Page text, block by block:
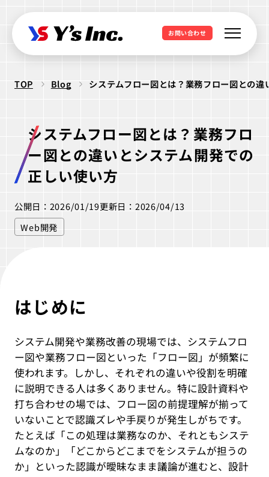
お問い合わせ
Web制作
コーポレートサイト制作
採用サイト制作
WordPressカスタム
セキュリティ診断
UI/UX設計
Webマーケティング支援
SEO支援
データ基盤構築
BIツール導入
データ分析&UI改善
Webサイト活用支援
Web開発・アプリ開発
・ラボ型開発
Webシステム開発
クリエイティブ制作
ロゴ制作
アニメ公式サイト制作
IT派遣サービス
デザイナー
EdtechTraining
Works
Company
Blog
Privacy policy
TOP Blog システムフロー図とは？業務フロー図との
システムフロー図とは？業務フロ
ー図との違いとシステム開発での
正しい使い方
公開日：2026/01/19更新日：2026/04/13
Web開発
はじめに
システム開発や業務改善の現場では、システムフロ
ー図や業務フロー図といった「フロー図」が頻繁に
使われます。しかし、それぞれの違いや役割を明確
に説明できる人は多くありません。特に設計資料や
打ち合わせの場では、フロー図の前提理解が揃って
いないことで認識ズレや手戻りが発生しがちです。
たとえば「この処理は業務なのか、それともシステ
ムなのか」「どこからどこまでをシステムが担うの
か」といった認識が曖昧なまま議論が進むと、設計